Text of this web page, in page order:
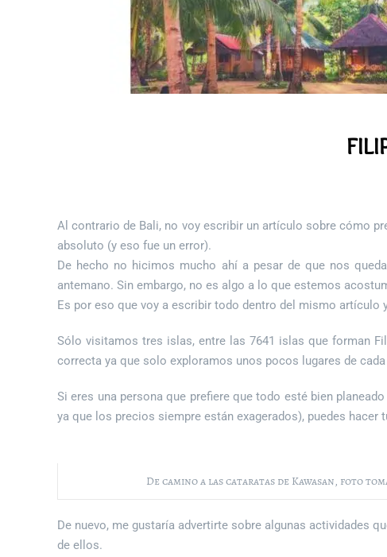
Al contrario de Bali, no voy escribir un artículo sobre cómo
absoluto (y eso fue un error).
De hecho no hicimos mucho ahí a pesar de que nos
antemano. Sin embargo, no es algo a lo que estemos
Es por eso que voy a escribir todo dentro del mismo artículo
Sólo visitamos tres islas, entre las 7641 islas que forman
correcta ya que solo exploramos unos pocos lugares de
Si eres una persona que prefiere que todo esté bien
ya que los precios siempre están exagerados), puedes
De camino a las cataratas de Kawasan, foto
De nuevo, me gustaría advertirte sobre algunas actividades
de ellos.